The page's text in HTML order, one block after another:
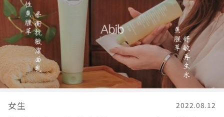
女生 2022.08.12